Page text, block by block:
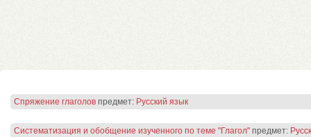
Спряжение глаголов предмет: Русский язык
Систематизация и обобщение изученного по теме "Глагол" предмет: